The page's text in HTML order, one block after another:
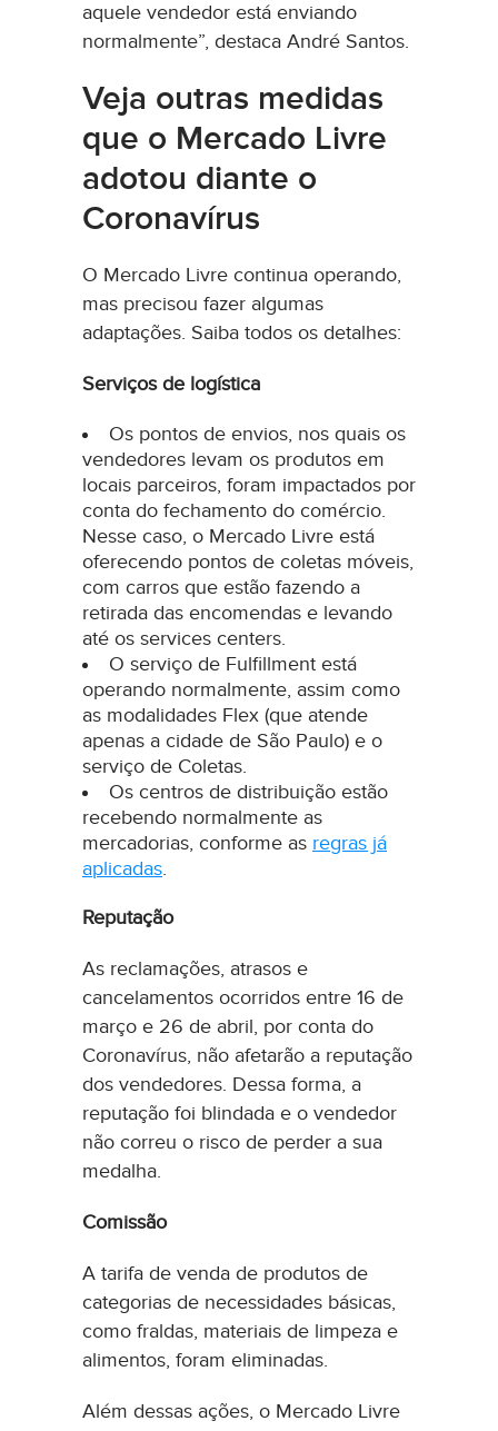
aquele vendedor está enviando
normalmente”, destaca André Santos.
Veja outras medidas
que o Mercado Livre
adotou diante o
Coronavírus
O Mercado Livre continua operando,
mas precisou fazer algumas
adaptações. Saiba todos os detalhes:
Serviços de logística
Os pontos de envios, nos quais os
vendedores levam os produtos em
locais parceiros, foram impactados por
conta do fechamento do comércio.
Nesse caso, o Mercado Livre está
oferecendo pontos de coletas móveis,
com carros que estão fazendo a
retirada das encomendas e levando
até os services centers.
O serviço de Fulfillment está
operando normalmente, assim como
as modalidades Flex (que atende
apenas a cidade de São Paulo) e o
serviço de Coletas.
Os centros de distribuição estão
recebendo normalmente as
mercadorias, conforme as regras já
aplicadas.
Reputação
As reclamações, atrasos e
cancelamentos ocorridos entre 16 de
março e 26 de abril, por conta do
Coronavírus, não afetarão a reputação
dos vendedores. Dessa forma, a
reputação foi blindada e o vendedor
não correu o risco de perder a sua
medalha.
Comissão
A tarifa de venda de produtos de
categorias de necessidades básicas,
como fraldas, materiais de limpeza e
alimentos, foram eliminadas.
Além dessas ações, o Mercado Livre